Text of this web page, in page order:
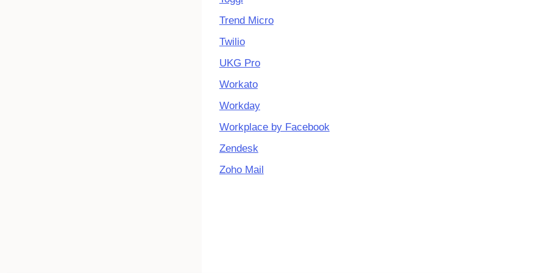
Trend Micro
Twilio
UKG Pro
Workato
Workday
Workplace by Facebook
Zendesk
Zoho Mail